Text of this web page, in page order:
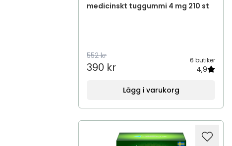
medicinskt tuggummi 4 mg 210 st
552 kr
390 kr
6 butiker
4,9
Lägg i varukorg